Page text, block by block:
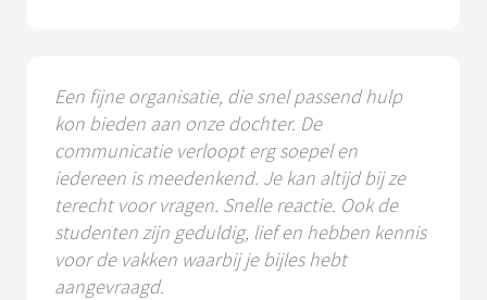
Een fijne organisatie, die snel passend hulp
kon bieden aan onze dochter. De
communicatie verloopt erg soepel en
iedereen is meedenkend. Je kan altijd bij ze
terecht voor vragen. Snelle reactie. Ook de
studenten zijn geduldig, lief en hebben kennis
voor de vakken waarbij je bijles hebt
aangevraagd.